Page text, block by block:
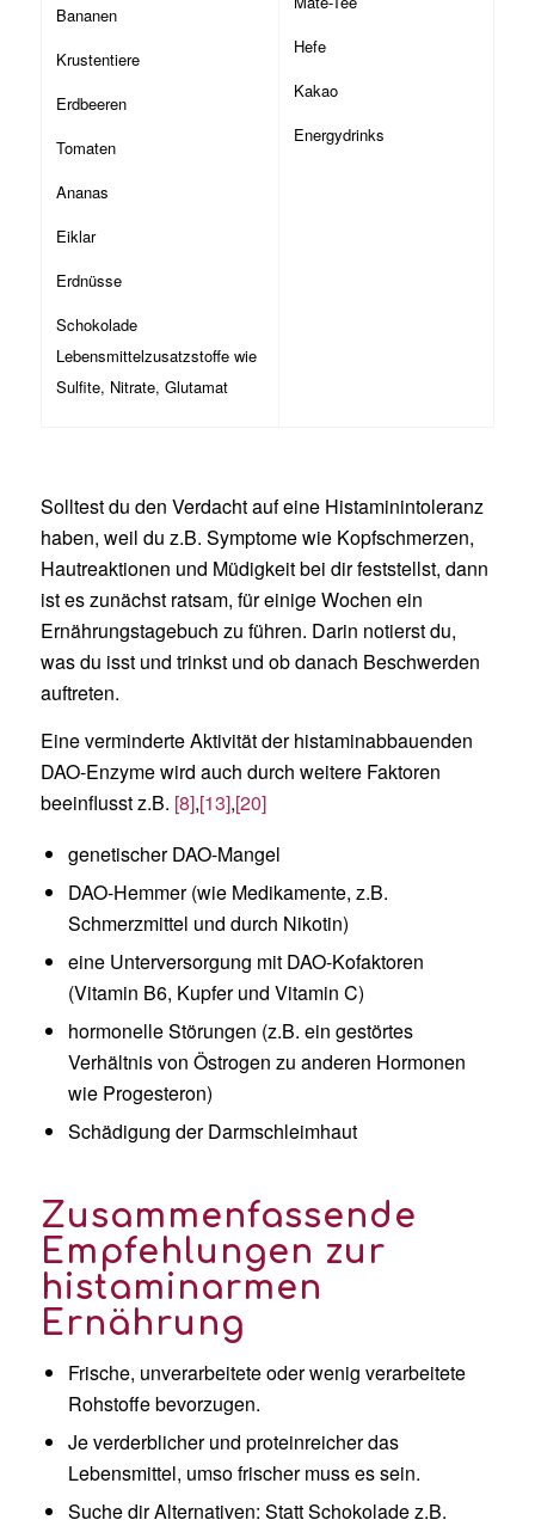
Bananen
Krustentiere
Erdbeeren
Tomaten
Ananas
Eiklar
Erdnüsse
Schokolade
Lebensmittelzusatzstoffe wie
Sulfite, Nitrate, Glutamat
Hefe
Kakao
Energydrinks
Solltest du den Verdacht auf eine Histaminintoleranz
haben, weil du z.B. Symptome wie Kopfschmerzen,
Hautreaktionen und Müdigkeit bei dir feststellst, dann
ist es zunächst ratsam, für einige Wochen ein
Ernährungstagebuch zu führen. Darin notierst du,
was du isst und trinkst und ob danach Beschwerden
auftreten.
Eine verminderte Aktivität der histaminabbauenden
DAO-Enzyme wird auch durch weitere Faktoren
beeinflusst z.B. [8],[13],[20]
genetischer DAO-Mangel
DAO-Hemmer (wie Medikamente, z.B.
Schmerzmittel und durch Nikotin)
eine Unterversorgung mit DAO-Kofaktoren
(Vitamin B6, Kupfer und Vitamin C)
hormonelle Störungen (z.B. ein gestörtes
Verhältnis von Östrogen zu anderen Hormonen
wie Progesteron)
Schädigung der Darmschleimhaut
Zusammenfassende
Empfehlungen zur
histaminarmen
Ernährung
Frische, unverarbeitete oder wenig verarbeitete
Rohstoffe bevorzugen.
Je verderblicher und proteinreicher das
Lebensmittel, umso frischer muss es sein.
Suche dir Alternativen: Statt Schokolade z.B.